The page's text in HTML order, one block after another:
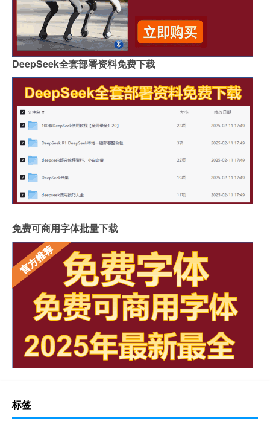
DeepSeek全套部署资料免费下载
免费可商用字体批量下载
标签